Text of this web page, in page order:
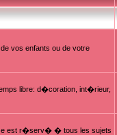
vos enfants ou de votre
libre: d�coration, int�rieur,
est r�serv� � tous les sujets